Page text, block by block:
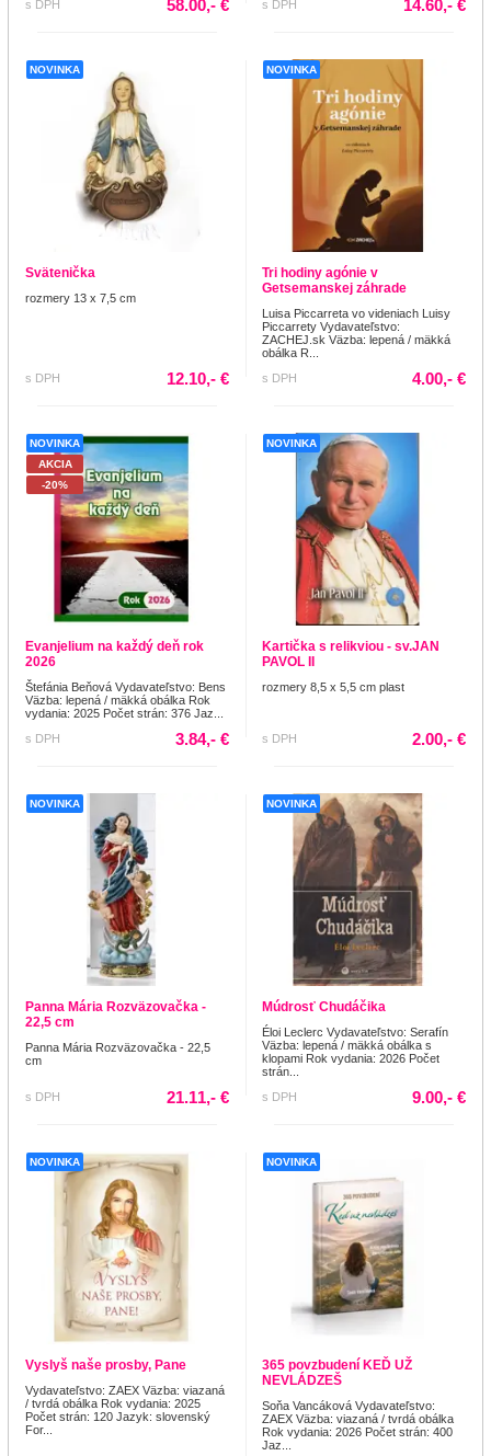
s DPH 58.00,- € s DPH 14.60,- €
NOVINKA
Svätenička
rozmery 13 x 7,5 cm
s DPH 12.10,- €
NOVINKA
Tri hodiny agónie v
Getsemanskej záhrade
Luisa Piccarreta vo videniach Luisy
Piccarrety Vydavateľstvo:
ZACHEJ.sk Väzba: lepená / mäkká
obálka R...
s DPH
4.00,- €
NOVINKA
AKCIA
-20%
Evanjelium na každý deň rok
2026
Štefánia Beňová Vydavateľstvo: Bens
Väzba: lepená / mäkká obálka Rok
vydania: 2025 Počet strán: 376 Jaz...
s DPH
3.84,- €
NOVINKA
Kartička s relikviou - sv.JAN
PAVOL II
rozmery 8,5 x 5,5 cm plast
s DPH 2.00,- €
NOVINKA
Panna Mária Rozväzovačka -
22,5 cm
Panna Mária Rozväzovačka - 22,5
cm
s DPH 21.11,- €
NOVINKA
Múdrosť Chudáčika
Éloi Leclerc Vydavateľstvo: Serafín
Väzba: lepená / mäkká obálka s
klopami Rok vydania: 2026 Počet
strán...
s DPH
9.00,- €
NOVINKA
Vyslyš naše prosby, Pane
Vydavateľstvo: ZAEX Väzba: viazaná
/ tvrdá obálka Rok vydania: 2025
Počet strán: 120 Jazyk: slovenský
For...
NOVINKA
365 povzbudení KEĎ UŽ
NEVLÁDZEŠ
Soňa Vancáková Vydavateľstvo:
ZAEX Väzba: viazaná / tvrdá obálka
Rok vydania: 2026 Počet strán: 400
Jaz...